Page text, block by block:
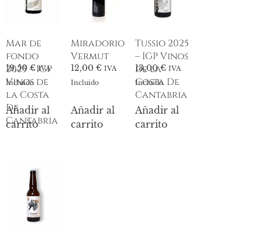
Mar de
fondo
2025 – IGP
Vinos de
la Costa
De
Cantabria
19,50€ IVA
Incluido
Añadir al
carrito
Miradorio
Vermut
12,00 € IVA
Incluido
Añadir al
carrito
Tussio 2025
– IGP Vinos
de la
Costa De
Cantabria
13,00€ IVA
Incluido
Añadir al
carrito